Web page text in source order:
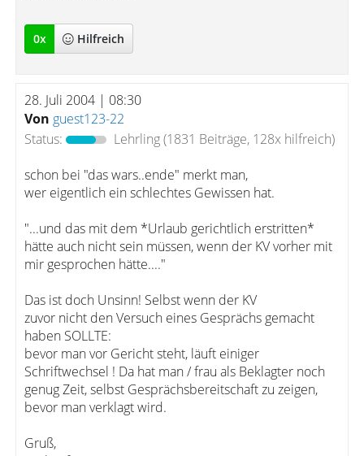
0x Hilfreich
28. Juli 2004 | 08:30
Von guest123-22
Status:
Lehrling(1831 Beiträge, 128x hilfreich)
schon bei "das wars..ende" merkt man,
wer eigentlich ein schlechtes Gewissen hat.
"...und das mit dem *Urlaub gerichtlich erstritten*
hätte auch nicht sein müssen, wenn der KV vorher mit
mir gesprochen hätte...."
Das ist doch Unsinn! Selbst wenn der KV
zuvor nicht den Versuch eines Gesprächs gemacht
haben SOLLTE:
bevor man vor Gericht steht, läuft einiger
Schriftwechsel ! Da hat man / frau als Beklagter noch
genug Zeit, selbst Gesprächsbereitschaft zu zeigen,
bevor man verklagt wird.
Gruß,